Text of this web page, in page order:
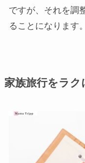
ですが、それを調
ることになります。
家族旅行をラ